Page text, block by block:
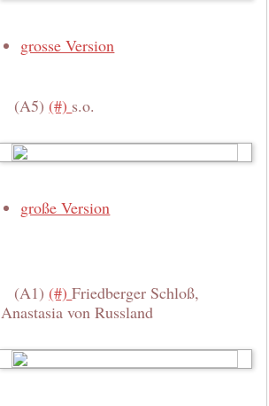
grosse Version
(A5) (#) s.o.
große Version
(A1) (#)Friedberger Schloß,
Anastasia von Russland